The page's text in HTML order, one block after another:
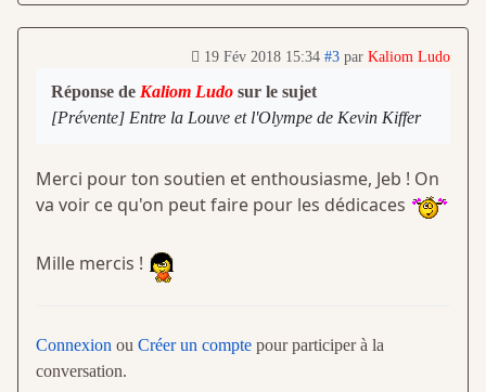
19 Fév 2018 15:34 #3 par Kaliom Ludo
Réponse de Kaliom Ludo sur le sujet
[Prévente] Entre la Louve et l'Olympe de Kevin Kiffer
Merci pour ton soutien et enthousiasme, Jeb ! On
va voir ce qu'on peut faire pour les dédicaces
Mille mercis !
Connexion ou Créer un compte pour participer à la
conversation.